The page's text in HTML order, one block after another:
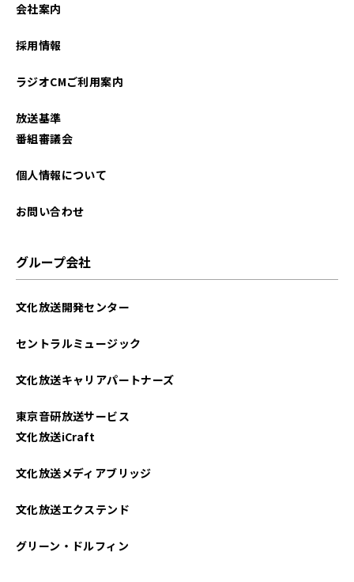
会社案内
採用情報
ラジオCMご利用案内
放送基準
番組審議会
個人情報について
お問い合わせ
グループ会社
文化放送開発センター
セントラルミュージック
文化放送キャリアパートナーズ
東京音研放送サービス
文化放送iCraft
文化放送メディアブリッジ
文化放送エクステンド
グリーン・ドルフィン